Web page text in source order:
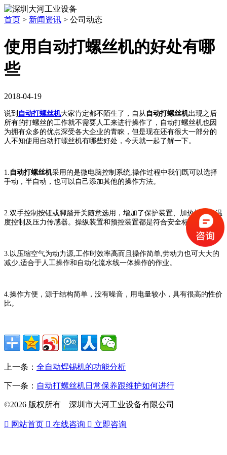
首页 > 新闻资讯 > 公司动态
使用自动打螺丝机的好处有哪
些
2018-04-19
说到 自动打螺丝机大家肯定都不陌生了，自从 自动打螺丝机出现之后
所有的打螺丝的工作就不需要人工来进行操作了，自动打螺丝机也因
为拥有众多的优点深受各大企业的青睐，但是现在还有很大一部分的
人不知使用自动打螺丝机有哪些好处，今天就一起了解一下。
1. 自动打螺丝机采用的是微电脑控制系统,操作过程中我们既可以选择
手动，半自动，也可以自己添加其他的操作方法。
2.双手控制按钮或脚踏开关随意选用，增加了保护装置、加热模具、温
度控制及压力传感器。操纵装置和预控装置都是符合安全标准的。
3.以压缩空气为动力源,工作时效率高而且操作简单,劳动力也可大大的
减少,适合于人工操作和自动化流水线一体操作的作业。
4.操作方便，源于结构简单，没有噪音，用电量较小，具有很高的性价
比。
上一条： 全自动焊锡机的功能分析
下一条： 自动打螺丝机日常保养跟维护如何进行
©2026 版权所有 深圳市大河工业设备有限公司
 网站首页  在线咨询  立即咨询